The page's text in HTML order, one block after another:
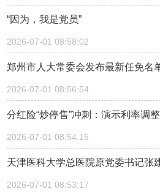
“因为，我是党员”
2026-07-01 08:58:02
郑州市人大常委会发布最新任免名
2026-07-01 08:56:54
分红险“炒停售”冲刺：演示利率调
2026-07-01 08:54:15
天津医科大学总医院原党委书记张
2026-07-01 08:53:17